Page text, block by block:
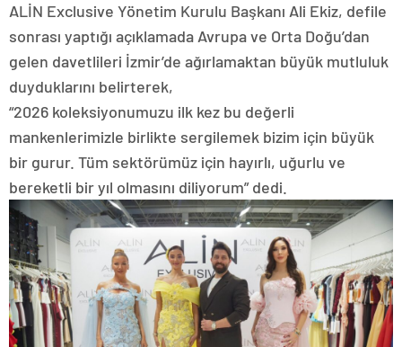
ALİN Exclusive Yönetim Kurulu Başkanı Ali Ekiz, defile
sonrası yaptığı açıklamada Avrupa ve Orta Doğu’dan
gelen davetlileri İzmir’de ağırlamaktan büyük mutluluk
duyduklarını belirterek,
“2026 koleksiyonumuzu ilk kez bu değerli
mankenlerimizle birlikte sergilemek bizim için büyük
bir gurur. Tüm sektörümüz için hayırlı, uğurlu ve
bereketli bir yıl olmasını diliyorum” dedi.